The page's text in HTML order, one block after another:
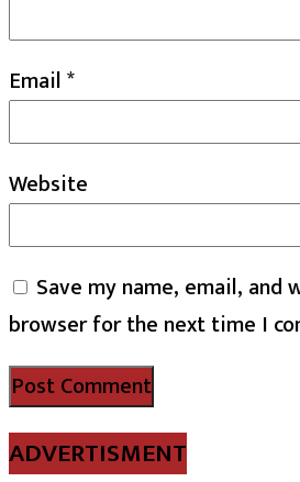
Email*
Website
Save my name, email, and
browser for the next time I
ADVERTISMENT